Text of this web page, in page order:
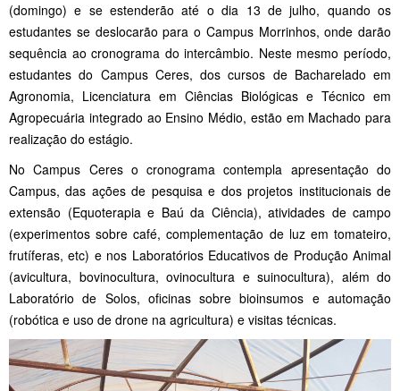
(domingo) e se estenderão até o dia 13 de julho, quando os
estudantes se deslocarão para o Campus Morrinhos, onde darão
sequência ao cronograma do intercâmbio. Neste mesmo período,
estudantes do Campus Ceres, dos cursos de Bacharelado em
Agronomia, Licenciatura em Ciências Biológicas e Técnico em
Agropecuária integrado ao Ensino Médio, estão em Machado para
realização do estágio.
No Campus Ceres o cronograma contempla apresentação do
Campus, das ações de pesquisa e dos projetos institucionais de
extensão (Equoterapia e Baú da Ciência), atividades de campo
(experimentos sobre café, complementação de luz em tomateiro,
frutíferas, etc) e nos Laboratórios Educativos de Produção Animal
(avicultura, bovinocultura, ovinocultura e suinocultura), além do
Laboratório de Solos, oficinas sobre bioinsumos e automação
(robótica e uso de drone na agricultura) e visitas técnicas.